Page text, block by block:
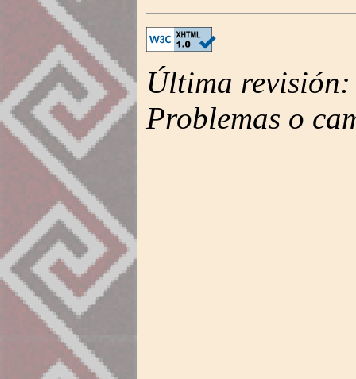
Última
Problemas o